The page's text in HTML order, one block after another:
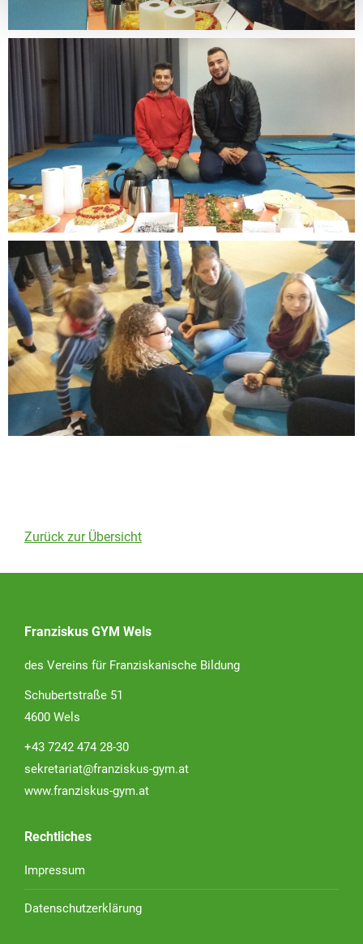
Zurück zur Übersicht
Franziskus GYM Wels
des Vereins für Franziskanische Bildung
Schubertstraße 51
4600 Wels
+43 7242 474 28-30
sekretariat@franziskus-gym.at
www.franziskus-gym.at
Rechtliches
Impressum
Datenschutzerklärung